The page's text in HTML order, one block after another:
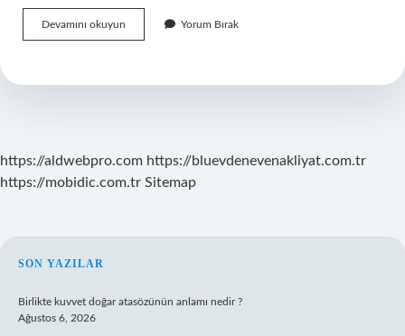
Devamını okuyun
Yöntem
Yorum Bırak
https://aldwebpro.com https://bluevdenevenakliyat.com.tr
https://mobidic.com.tr Sitemap
SIDEBAR
SON YAZILAR
Birlikte kuvvet doğar atasözünün anlamı nedir ?
Ağustos 6, 2026